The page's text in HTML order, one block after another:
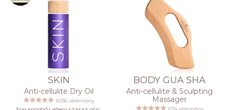
SKIN
Anti-cellulite Dry Oil
6936 vélemény
BODY GUA SHA
Anti-cellulite & Sculpting
Massager